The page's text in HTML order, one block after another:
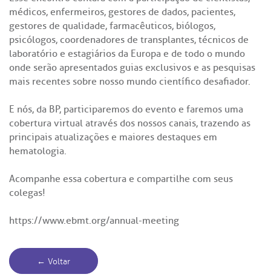
médicos, enfermeiros, gestores de dados, pacientes,
gestores de qualidade, farmacêuticos, biólogos,
psicólogos, coordenadores de transplantes, técnicos de
laboratório e estagiários da Europa e de todo o mundo
onde serão apresentados guias exclusivos e as pesquisas
mais recentes sobre nosso mundo científico desafiador.
E nós, da BP, participaremos do evento e faremos uma
cobertura virtual através dos nossos canais, trazendo as
principais atualizações e maiores destaques em
hematologia.
Acompanhe essa cobertura e compartilhe com seus
colegas!
https://www.ebmt.org/annual-meeting
← Voltar